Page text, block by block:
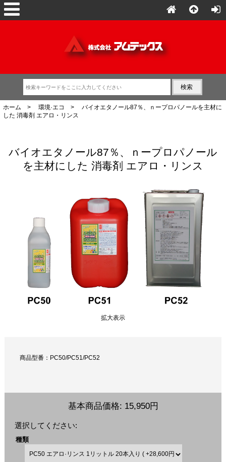
ホーム > 環境·エコ
> バイオエタノール87％、ｎープロパノールを主材に
した 消毒剤 エアロ・リンス
バイオエタノール87％、ｎープロパノール
を主材にした 消毒剤 エアロ・リンス
拡大表示
商品型番：PC50/PC51/PC52
基本商品価格: 15,950円
選択してください:
種類